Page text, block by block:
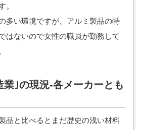
。
多い環境ですが、アルミ製品の特
はないので女性の職員が勤務して
業｣の現況-各メーカーとも
品と比べるとまだ歴史の浅い材料